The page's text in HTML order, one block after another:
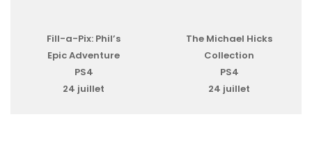
Fill-a-Pix: Phil’s
Epic Adventure
PS4
24 juillet
The Michael Hicks
Collection
PS4
24 juillet